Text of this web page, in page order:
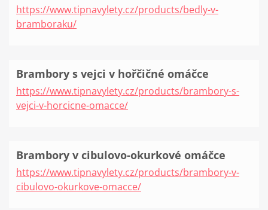
https://www.tipnavylety.cz/products/bedly-v-
bramboraku/
Brambory s vejci v hořčičné omáčce
https://www.tipnavylety.cz/products/brambory-s-
vejci-v-horcicne-omacce/
Brambory v cibulovo-okurkové omáčce
https://www.tipnavylety.cz/products/brambory-v-
cibulovo-okurkove-omacce/